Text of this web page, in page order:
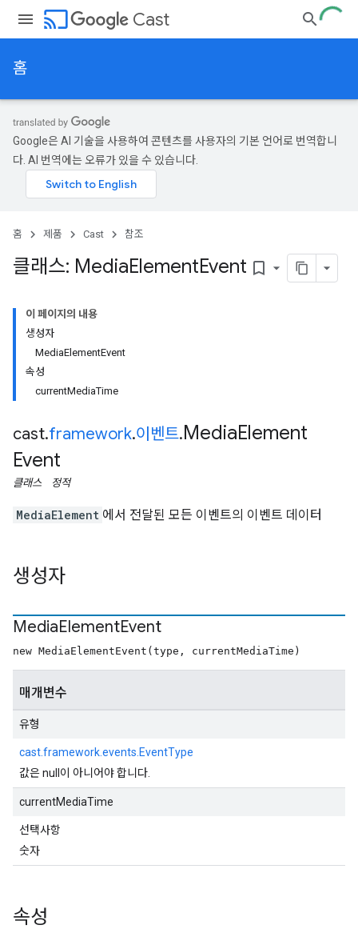
cast Cast
홈
Google은 AI 기술을 사용하여 콘텐츠를 사용자의 기본 언어로 번역합니
다. AI 번역에는 오류가 있을 수 있습니다.
홈 제품 Cast 참조
클래스: MediaElementEvent bookmark_border
이 페이지의 내용
생성자
MediaElementEvent
속성
currentMediaTime
cast.framework.이벤트.MediaElement
Event
클래스 정적
MediaElement 에서 전달된 모든 이벤트의 이벤트 데이터
생성자
MediaElementEvent
new MediaElementEvent(type, currentMediaTime)
매개변수
유형
cast.framework.events.EventType
값은 null이 아니어야 합니다.
currentMediaTime
선택사항
숫자
속성